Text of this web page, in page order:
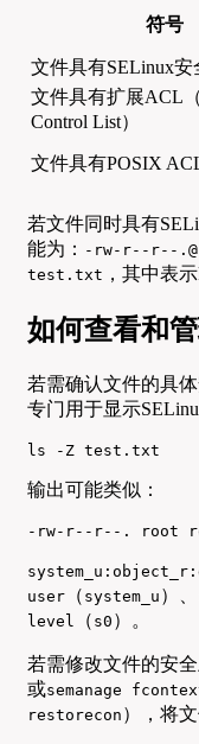
符号
文件具有SELinux安
文件具有扩展ACL
Control List）
文件具有POSIX
若文件同时具有
能为： -rw-r--r--.@
test.txt ，其中表
如何查看和
若需确认文件的具
专门用于显示
ls -Z test.txt
输出可能类似：
-rw-r--r--. root
user （ system_u ）、
level （ s0 ）。
若需修改文件的安
或semanage
restorecon ），将